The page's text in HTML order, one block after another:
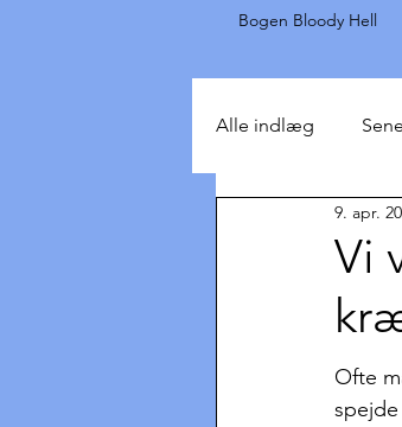
Bogen Bloody Hell
Alle indlæg
Vi
9. apr.
Ofte